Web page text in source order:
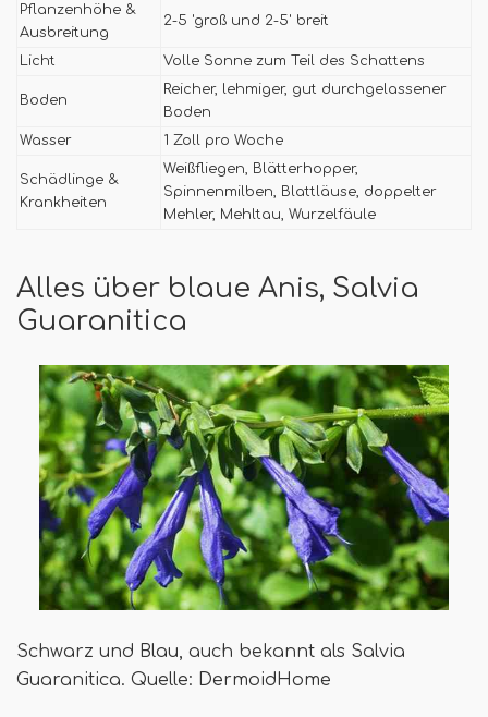
Pflanzenhöhe &
Ausbreitung
2-5 'groß und 2-5' breit
Licht Volle Sonne zum Teil des Schattens
Boden
Reicher, lehmiger, gut durchgelassener
Boden
Wasser
1 Zoll pro Woche
Schädlinge &
Krankheiten
Weißfliegen, Blätterhopper,
Spinnenmilben, Blattläuse, doppelter
Mehler, Mehltau, Wurzelfäule
Alles über blaue Anis, Salvia
Guaranitica
Schwarz und Blau, auch bekannt als Salvia
Guaranitica. Quelle: DermoidHome